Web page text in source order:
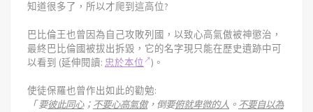
知道很多了，所以才爬到這高位?
巴比倫王也曾因為自己攻敗列國，以致心高氣傲被神懲治，
最終巴比倫國被拔出拆毀，它的名字現只能在歷史遺跡中可
以看到 (延伸閱讀: 忠於本位 )。
使徒保羅也曾作出如此的勸勉:
「 要彼此同心； 不要心高氣傲，倒要俯就卑微的人 。 不要自以為